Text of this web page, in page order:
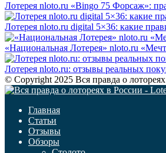
Лотерея nloto.ru «Bingo 75 Форсаж»:
Лотерея nloto.ru digital 5×36: какие
«Национальная Лотерея» nloto.ru
Лотерея nloto.ru: отзывы реальных
© Copyright 2025 Вся правда о
Главная
Статьи
Отзывы
Обзоры